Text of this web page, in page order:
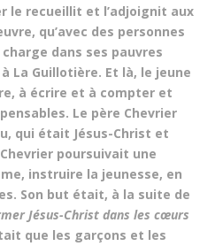
le recueillit et l’adjoignit aux
qu’avec des personnes
dans ses pauvres
à La Guillotière. Et là, le jeune
à écrire et à compter et
Le père Chevrier
qui était Jésus-Christ et
poursuivait une
instruire la jeunesse, en
Son but était, à la suite de
Jésus-Christ dans les cœurs
que les garçons et les